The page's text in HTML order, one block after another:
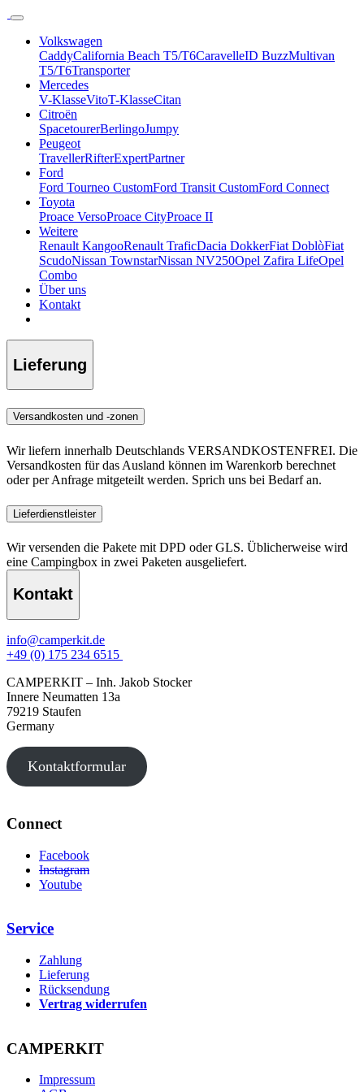
Volkswagen
CaddyCalifornia Beach T5/T6CaravelleID BuzzMultivan
T5/T6Transporter
Mercedes
V-KlasseVitoT-KlasseCitan
Citroën
SpacetourerBerlingoJumpy
Peugeot
TravellerRifterExpertPartner
Ford
Ford Tourneo CustomFord Transit CustomFord Connect
Toyota
Proace VersoProace CityProace II
Weitere
Renault KangooRenault TraficDacia DokkerFiat DoblòFiat
ScudoNissan TownstarNissan NV250Opel Zafira LifeOpel
Combo
Über uns
Kontakt
Lieferung
Versandkosten und -zonen
Wir liefern innerhalb Deutschlands VERSANDKOSTENFREI. Die
Versandkosten für das Ausland können im Warenkorb berechnet
oder per Anfrage mitgeteilt werden. Sprich uns bei Bedarf an.
Lieferdienstleister
Wir versenden die Pakete mit DPD oder GLS. Üblicherweise wird
eine Campingbox in zwei Paketen ausgeliefert.
Kontakt
info@camperkit.de
+49 (0) 175 234 6515
CAMPERKIT – Inh. Jakob Stocker
Innere Neumatten 13a
79219 Staufen
Germany
Kontaktformular
Connect
Facebook
Instagram
Youtube
Service
Zahlung
Lieferung
Rücksendung
Vertrag widerrufen
CAMPERKIT
Impressum